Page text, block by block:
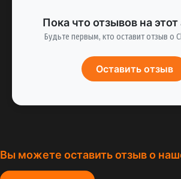
Вы можете оставить отзыв о
Пока что отзывов на этот
Будьте первым, кто оставит отзыв о
Оставить отзыв